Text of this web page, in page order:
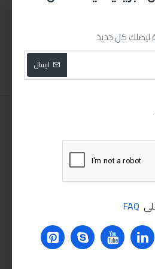
ليصلك كل جديد
ارسال
FAQ
550.00LE
اضافة للسلة